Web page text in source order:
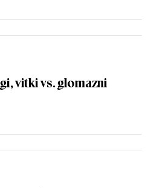
vitki vs. glomazni